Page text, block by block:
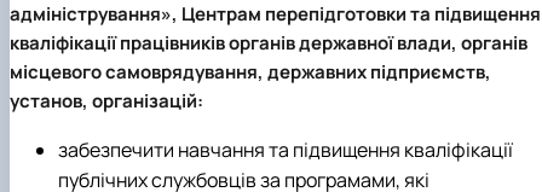
адміністрування», Центрам перепідготовки та підвищення
кваліфікації працівників органів державної влади, органів
місцевого самоврядування, державних підприємств,
установ, організацій:
забезпечити навчання та підвищення кваліфікації
публічних службовців за програмами, які